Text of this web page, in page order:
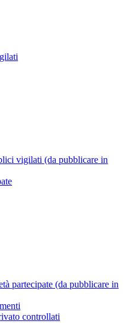
vigilati (da pubblicare in
partecipate (da pubblicare in
controllati